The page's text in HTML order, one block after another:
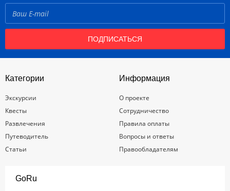
ПОДПИСАТЬСЯ
Категории
Экскурсии
Квесты
Развлечения
Путеводитель
Статьи
Информация
О проекте
Сотрудничество
Правила оплаты
Вопросы и ответы
Правообладателям
GoRu